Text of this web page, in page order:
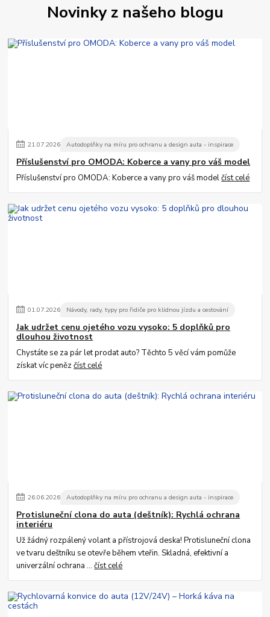
Novinky z našeho blogu
21.07.2026 Autodoplňky na míru pro ochranu a design auta - inspirace
Příslušenství pro OMODA: Koberce a vany pro váš model
Příslušenství pro OMODA: Koberce a vany pro váš modelčíst celé
01.07.2026 Návody, rady, typy pro řidiče pro klidnou jízdu a cestování
Jak udržet cenu ojetého vozu vysoko: 5 doplňků pro
dlouhou životnost
Chystáte se za pár let prodat auto? Těchto 5 věcí vám pomůže
získat víc penězčíst celé
26.06.2026 Autodoplňky na míru pro ochranu a design auta - inspirace
Protisluneční clona do auta (deštník): Rychlá ochrana
interiéru
Už žádný rozpálený volant a přístrojová deska! Protisluneční clona
ve tvaru deštníku se otevře během vteřin. Skladná, efektivní a
univerzální ochrana ...číst celé